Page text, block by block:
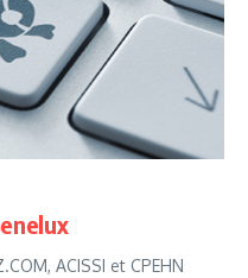
ACISSI et CPEHN